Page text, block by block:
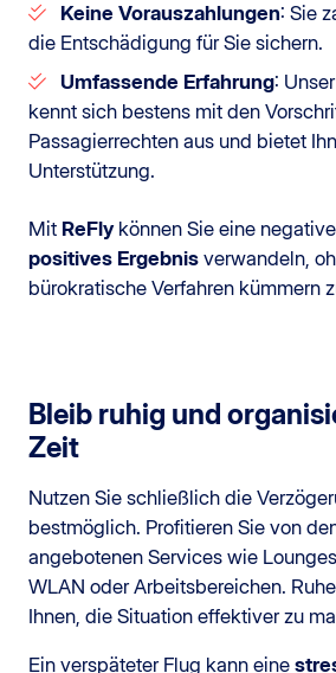
Keine Vorauszahlungen: Sie
die Entschädigung für Sie sichern.
Umfassende Erfahrung:
kennt sich bestens mit den
Passagierrechten aus und bietet
Unterstützung.
Mit ReFlykönnen Sie eine
positives Ergebnis verwandeln,
bürokratische Verfahren kümmern
Bleib ruhig und
Zeit
Nutzen Sie schließlich die
bestmöglich. Profitieren Sie von
angebotenen Services wie
WLAN oder Arbeitsbereichen.
Ihnen, die Situation effektiver zu
Ein verspäteter Flug kann eine